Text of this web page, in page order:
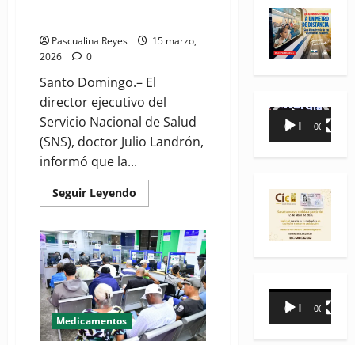
Pascualina Reyes
15 marzo,
2026
0
Santo Domingo.– El
director ejecutivo del
Servicio Nacional de Salud
(SNS), doctor Julio Landrón,
informó que la...
Seguir Leyendo
more
informa
Gobierno
ha
aumento
casi
un
100
%
inversión
en
Medicamentos
Reproductor
00:00 00:35
Reproductor
00:00 00:31